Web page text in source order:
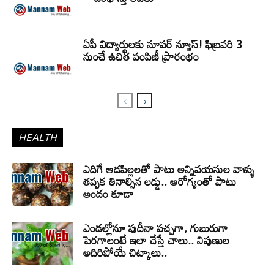
ఏపీ విద్యార్థులకు సూపర్ న్యూస్! ఫిబ్రవరి 3
నుంచే ఉచిత పంపిణీ ప్రారంభం
HEALTH
ఎదిగే ఆడపిల్లలతో పాటు అన్నివయసుల వాళ్ళు
తప్పక తినాల్సిన లడ్డు.. ఆరోగ్యంతో పాటు
అందం కూడా
ఎండల్లోనూ పుదీనా పచ్చగా, గుబురుగా
పెరగాలంటే ఇలా చేస్తే చాలు.. నిపుణుల
అదిరిపోయే చిట్కాలు..